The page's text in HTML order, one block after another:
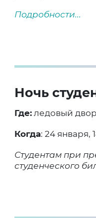
Подробности...
Ночь
Где: ледовый
Когда: 24 января,
Студентам при
студенческого